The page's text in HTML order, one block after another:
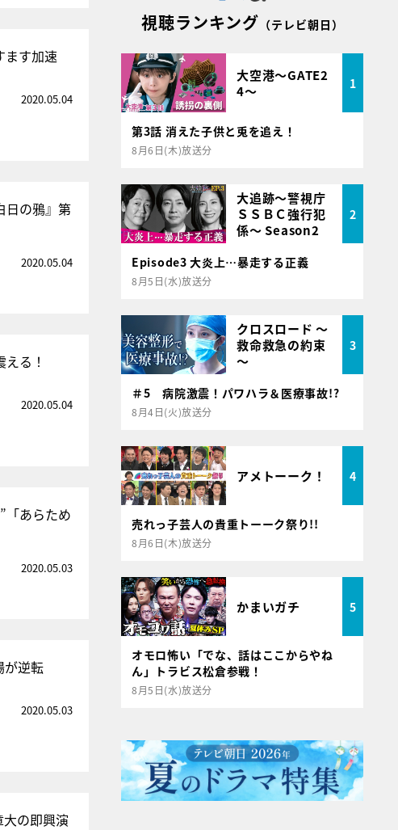
ます加速
2020.05.04
日の鴉』第
2020.05.04
る！
2020.05.04
「あらため
2020.05.03
が逆転
2020.05.03
大の即興演
視聴ランキング （テレビ朝日）
大空港～GATE2
4～
1
第3話 消えた子供と兎を追え！
8月6日(木)放送分
大追跡～警視庁
ＳＳＢＣ強行犯
係～ Season2
2
Episode3 大炎上…暴走する正義
8月5日(水)放送分
クロスロード ～
救命救急の約束
～
3
＃5 病院激震！パワハラ＆医療事故!?
8月4日(火)放送分
アメトーーク！ 4
売れっ子芸人の貴重トーーク祭り!!
8月6日(木)放送分
かまいガチ 5
オモロ怖い「でな、話はここからやね
ん」トラビス松倉参戦！
8月5日(水)放送分